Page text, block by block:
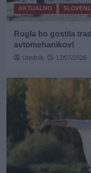
AKTUALNO
Rogla bo gostila
avtomehanikov!
Urednik 12/07/2026